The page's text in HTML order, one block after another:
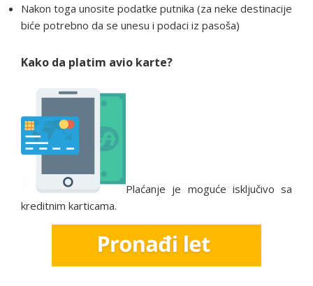
Nakon toga unosite podatke putnika (za neke destinacije
biće potrebno da se unesu i podaci iz pasoša)
Kako da platim avio karte?
Plaćanje je moguće isključivo sa
kreditnim karticama.